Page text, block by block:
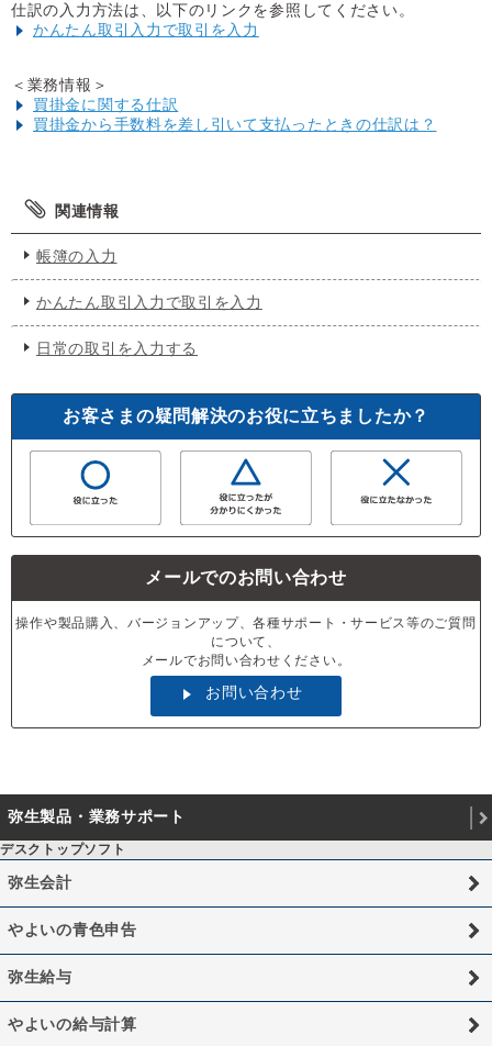
仕訳の入力方法は、以下のリンクを参照してください。
かんたん取引入力で取引を入力
＜業務情報＞
買掛金に関する仕訳
買掛金から手数料を差し引いて支払ったときの仕訳は？
関連情報
帳簿の入力
かんたん取引入力で取引を入力
日常の取引を入力する
お客さまの疑問解決のお役に立ちましたか？
メールでのお問い合わせ
操作や製品購入、バージョンアップ、各種サポート・サービス等のご質問
について、
メールでお問い合わせください。
お問い合わせ
弥生製品・業務サポート
デスクトップソフト
弥生会計
やよいの青色申告
弥生給与
やよいの給与計算